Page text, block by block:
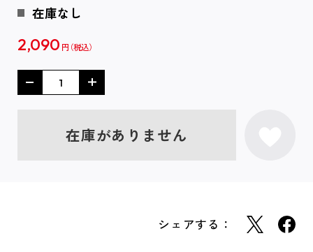
在庫なし
2,090 円
在庫がありません
シェアする：